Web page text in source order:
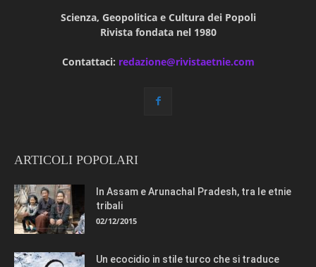
Scienza, Geopolitica e Cultura dei Popoli
Rivista fondata nel 1980
Contattaci: redazione@rivistaetnie.com
ARTICOLI POPOLARI
In Assam e Arunachal Pradesh, tra le etnie
tribali
02/12/2015
Un ecocidio in stile turco che si traduce